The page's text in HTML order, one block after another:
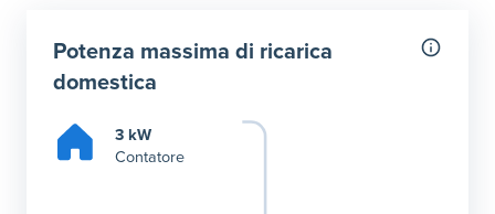
Potenza massima di ricarica
domestica
3 kW
Contatore